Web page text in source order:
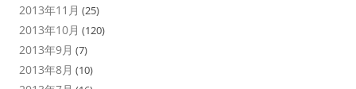
2013年11月 (25)
2013年10月 (120)
2013年9月 (7)
2013年8月 (10)